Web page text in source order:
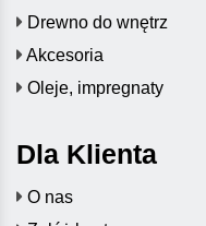
Drewno do wnętrz
Akcesoria
Oleje, impregnaty
Dla Klienta
O nas